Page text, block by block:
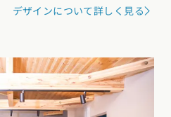
デザインについて詳しく見る